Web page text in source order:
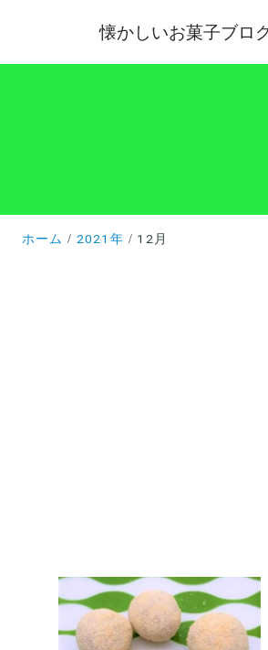
懐かしいお菓子ブロ
ホーム 2021年 12月